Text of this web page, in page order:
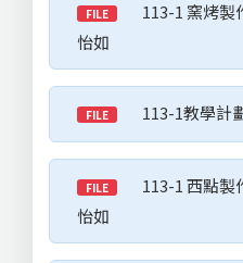
FILE
113-1 窯烤
怡如
FILE 113-1教學計
FILE
113-1 西點
怡如